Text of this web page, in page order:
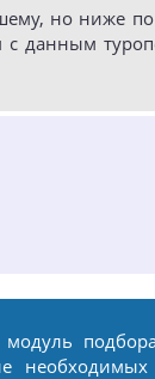
но ниже по
данным
модуль